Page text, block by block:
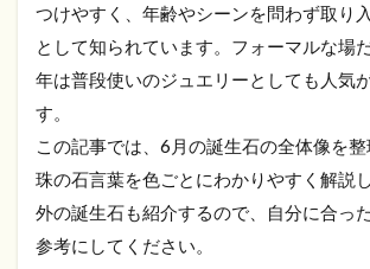
つけやすく、年齢やシーンを問わず取り
として知られています。フォーマルな場
年は普段使いのジュエリーとしても人気
す。
この記事では、6月の誕生石の全体像を
珠の石言葉を色ごとにわかりやすく解説
外の誕生石も紹介するので、自分に合っ
参考にしてください。